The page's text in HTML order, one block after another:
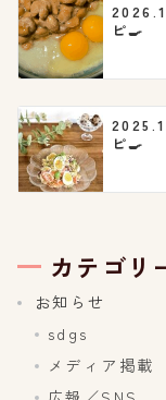
ピ🍳
ピ🍳
カテゴリ
お知らせ
sdgs
メディア掲載